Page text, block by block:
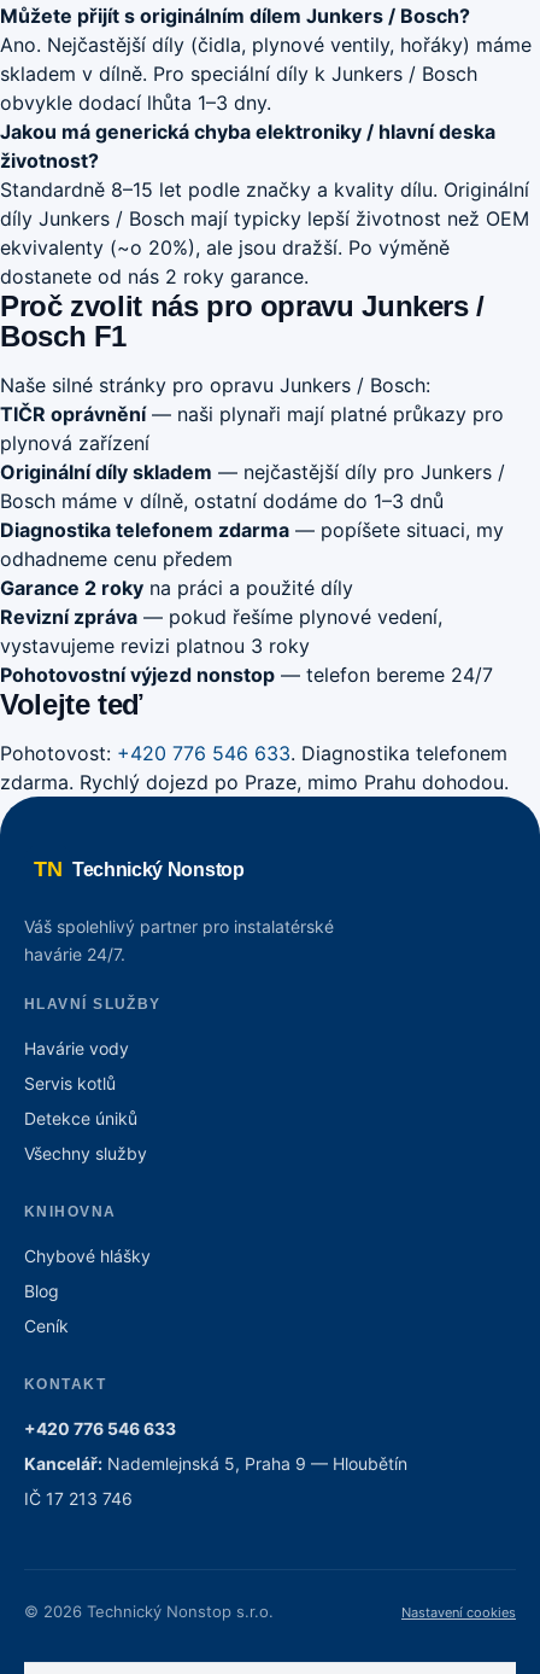
Můžete přijít s originálním dílem Junkers / Bosch?
Ano. Nejčastější díly (čidla, plynové ventily, hořáky) máme
skladem v dílně. Pro speciální díly k Junkers / Bosch
obvykle dodací lhůta 1–3 dny.
Jakou má generická chyba elektroniky / hlavní deska
životnost?
Standardně 8–15 let podle značky a kvality dílu. Originální
díly Junkers / Bosch mají typicky lepší životnost než OEM
ekvivalenty (~o 20%), ale jsou dražší. Po výměně
dostanete od nás 2 roky garance.
Proč zvolit nás pro opravu Junkers /
Bosch F1
Naše silné stránky pro opravu Junkers / Bosch:
TIČR oprávnění— naši plynaři mají platné průkazy pro
plynová zařízení
Originální díly skladem — nejčastější díly pro Junkers /
Bosch máme v dílně, ostatní dodáme do 1–3 dnů
Diagnostika telefonem zdarma — popíšete situaci, my
odhadneme cenu předem
Garance 2 roky na práci a použité díly
Revizní zpráva — pokud řešíme plynové vedení,
vystavujeme revizi platnou 3 roky
Pohotovostní výjezd nonstop — telefon bereme 24/7
Volejte teď
Pohotovost: +420 776 546 633. Diagnostika telefonem
zdarma. Rychlý dojezd po Praze, mimo Prahu dohodou.
TN Technický Nonstop
Váš spolehlivý partner pro instalatérské
havárie 24/7.
HLAVNÍ SLUŽBY
Havárie vody
Servis kotlů
Detekce úniků
Všechny služby
KNIHOVNA
Chybové hlášky
Blog
Ceník
KONTAKT
+420 776 546 633
Kancelář: Nademlejnská 5, Praha 9 — Hloubětín
IČ 17 213 746
© 2026 Technický Nonstop s.r.o. Nastavení cookies